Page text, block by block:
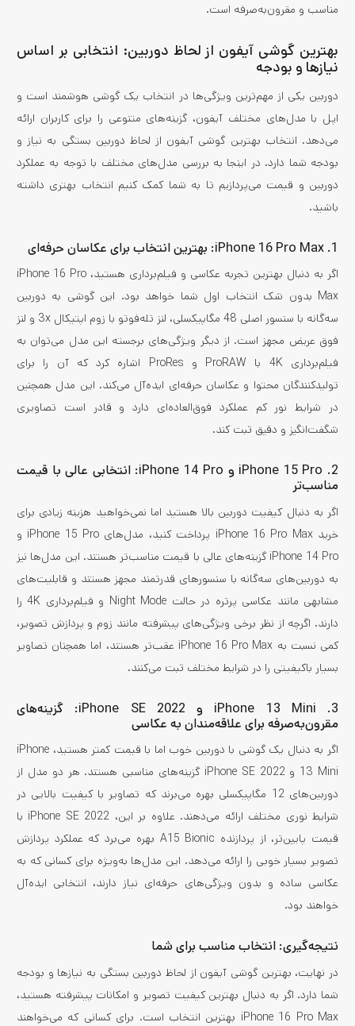
مناسب و مقرون‌به‌صرفه است.
بهترین گوشی آیفون از لحاظ دوربین: انتخابی بر اساس
نیازها و بودجه
دوربین یکی از مهم‌ترین ویژگی‌ها در انتخاب یک گوشی هوشمند است و
اپل با مدل‌های مختلف آیفون، گزینه‌های متنوعی را برای کاربران ارائه
می‌دهد. انتخاب بهترین گوشی آیفون از لحاظ دوربین بستگی به نیاز و
بودجه شما دارد. در اینجا به بررسی مدل‌های مختلف با توجه به عملکرد
دوربین و قیمت می‌پردازیم تا به شما کمک کنیم انتخاب بهتری داشته
باشید.
1. iPhone 16 Pro Max: بهترین انتخاب برای عکاسان حرفه‌ای
اگر به دنبال بهترین تجربه عکاسی و فیلم‌برداری هستید، iPhone 16 Pro
Max بدون شک انتخاب اول شما خواهد بود. این گوشی به دوربین
سه‌گانه با سنسور اصلی 48 مگاپیکسلی، لنز تله‌فوتو با زوم اپتیکال 3x و لنز
فوق عریض مجهز است. از دیگر ویژگی‌های برجسته این مدل می‌توان به
فیلم‌برداری 4K با ProRAW و ProRes اشاره کرد که آن را برای
تولیدکنندگان محتوا و عکاسان حرفه‌ای ایده‌آل می‌کند. این مدل همچنین
در شرایط نور کم عملکرد فوق‌العاده‌ای دارد و قادر است تصاویری
شگفت‌انگیز و دقیق ثبت کند.
2. iPhone 15 Pro و iPhone 14 Pro: انتخابی عالی با قیمت
مناسب‌تر
اگر به دنبال کیفیت دوربین بالا هستید اما نمی‌خواهید هزینه زیادی برای
خرید iPhone 16 Pro Max پرداخت کنید، مدل‌های iPhone 15 Pro و
iPhone 14 Pro گزینه‌های عالی با قیمت مناسب‌تر هستند. این مدل‌ها نیز
به دوربین‌های سه‌گانه با سنسورهای قدرتمند مجهز هستند و قابلیت‌های
مشابهی مانند عکاسی پرتره در حالت Night Mode و فیلم‌برداری 4K را
دارند. اگرچه از نظر برخی ویژگی‌های پیشرفته مانند زوم و پردازش تصویر،
کمی نسبت به iPhone 16 Pro Max عقب‌تر هستند، اما همچنان تصاویر
بسیار باکیفیتی را در شرایط مختلف ثبت می‌کنند.
3. iPhone 13 Mini و iPhone SE 2022: گزینه‌های
مقرون‌به‌صرفه برای علاقه‌مندان به عکاسی
اگر به دنبال یک گوشی با دوربین خوب اما با قیمت کمتر هستید، iPhone
13 Mini و iPhone SE 2022 گزینه‌های مناسبی هستند. هر دو مدل از
دوربین‌های 12 مگاپیکسلی بهره می‌برند که تصاویر با کیفیت بالایی در
شرایط نوری مختلف ارائه می‌دهند. علاوه بر این، iPhone SE 2022 با
قیمت پایین‌تر، از پردازنده A15 Bionic بهره می‌برد که عملکرد پردازش
تصویر بسیار خوبی را ارائه می‌دهد. این مدل‌ها به‌ویژه برای کسانی که به
عکاسی ساده و بدون ویژگی‌های حرفه‌ای نیاز دارند، انتخابی ایده‌آل
خواهند بود.
نتیجه‌گیری: انتخاب مناسب برای شما
در نهایت، بهترین گوشی آیفون از لحاظ دوربین بستگی به نیازها و بودجه
شما دارد. اگر به دنبال بهترین کیفیت تصویر و امکانات پیشرفته هستید،
iPhone 16 Pro Max بهترین انتخاب است. برای کسانی که می‌خواهند